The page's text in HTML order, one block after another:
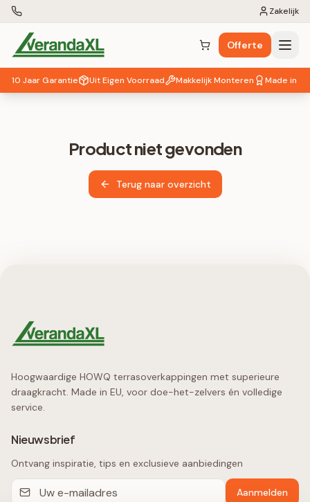
Zakelijk
Winkelwagen ( 0 items)
Offerte
10 Jaar Garantie Uit Eigen Voorraad Makkelijk Monteren Made in EU
Product niet gevonden
Terug naar overzicht
Hoogwaardige HOWQ terrasoverkappingen met superieure
draagkracht. Made in EU, voor doe-het-zelvers én volledige
service.
Nieuwsbrief
Ontvang inspiratie, tips en exclusieve aanbiedingen
Aanmelden